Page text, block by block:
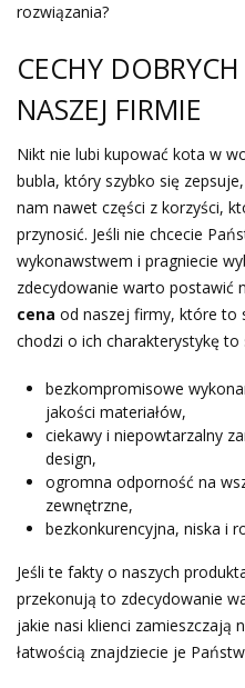
rozwiązania?
CECHY
NASZEJ FIRMIE
Nikt nie lubi kupować kota w
bubla, który szybko się
nam nawet części z korzyści,
przynosić. Jeśli nie chcecie
wykonawstwem i pragniecie
zdecydowanie warto postawić
cena od naszej firmy, które to
chodzi o ich charakterystykę
bezkompromisowe
jakości materiałów,
ciekawy i niepowtarzalny
design,
ogromna odporność na
zewnętrzne,
bezkonkurencyjna, niska i
Jeśli te fakty o naszych
przekonują to zdecydowanie
jakie nasi klienci zamieszczają
łatwością znajdziecie je